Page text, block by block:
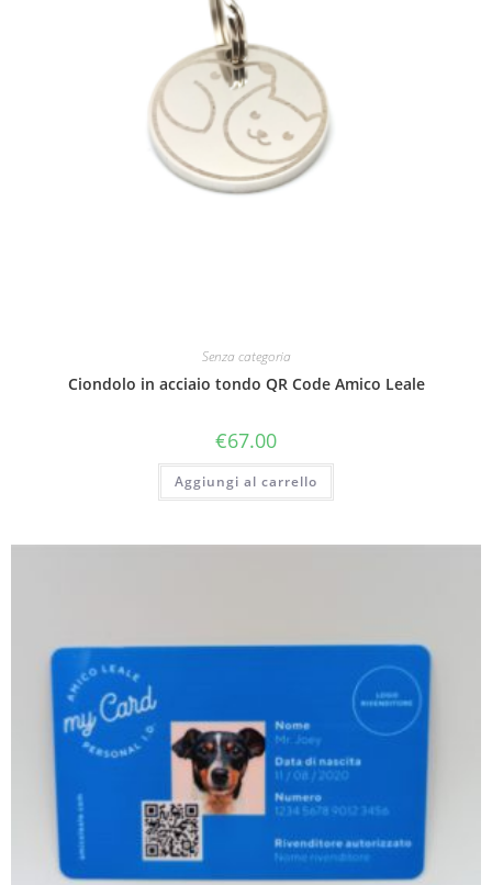
Senza categoria
Ciondolo in acciaio tondo QR Code Amico Leale
€67.00
Aggiungi al carrello